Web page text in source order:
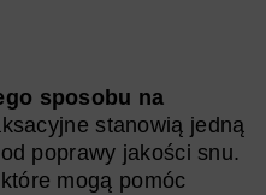
sposobu na
stanowią jedną
poprawy jakości snu.
mogą pomóc